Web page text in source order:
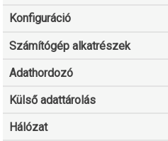
Konfiguráció
Számítógép alkatrészek
Adathordozó
Külső adattárolás
Hálózat